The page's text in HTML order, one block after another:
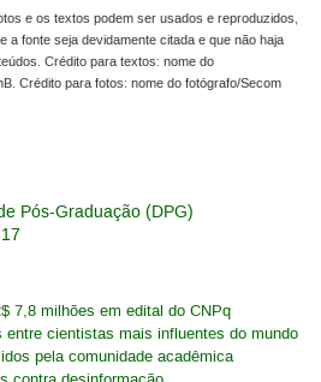
e os textos podem ser usados e reproduzidos,
a fonte seja devidamente citada e que não haja
Crédito para textos: nome do
Crédito para fotos: nome do fotógrafo/Secom
Pós-Graduação (DPG)
7,8 milhões em edital do CNPq
entre cientistas mais influentes do mundo
pela comunidade acadêmica